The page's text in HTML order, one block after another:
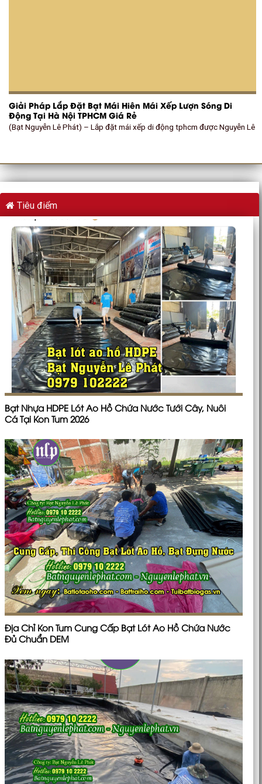
Giải Pháp Lắp Đặt Bạt Mái Hiên Mái Xếp Lượn Sóng Di
Động Tại Hà Nội TPHCM Giá Rẻ
(Bạt Nguyễn Lê Phát) – Lắp đặt mái xếp di động tphcm được Nguyễn Lê
Tiêu điểm
Bạt Nhựa HDPE Lót Ao Hồ Chứa Nước Tưới Cây, Nuôi
Cá Tại Kon Tum 2026
Địa Chỉ Kon Tum Cung Cấp Bạt Lót Ao Hồ Chứa Nước
Đủ Chuẩn DEM